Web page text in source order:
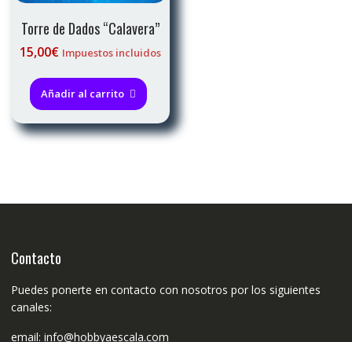
Torre de Dados “Calavera”
15,00€ Impuestos incluidos
Añadir al carrito
Contacto
Puedes ponerte en contacto con nosotros por los siguientes
canales:
email: info@hobbyaescala.com